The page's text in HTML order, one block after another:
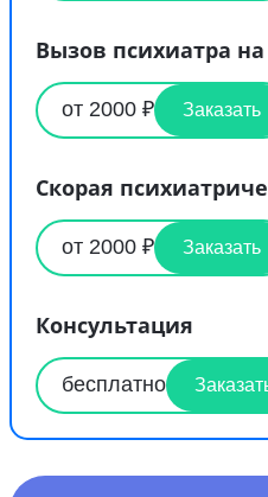
Вызов психиатра
от 2000 ₽ Заказать
Скорая
от 2000 ₽ Заказать
Консультация
бесплатно